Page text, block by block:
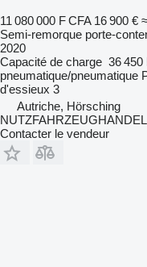
11 080 000 F CFA 16 900 €
Semi-remorque porte-
2020
Capacité de charge 36 450
pneumatique/pneumatique
d'essieux 3
Autriche, Hörsching
NUTZFAHRZEUGHANDEL
Contacter le vendeur